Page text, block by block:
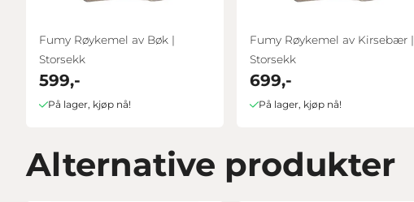
Fumy Røykemel av Bøk |
Storsekk
599,-
På lager, kjøp nå!
Fumy Røykemel av Kirsebær |
Storsekk
699,-
På lager, kjøp nå!
Alternative produkter